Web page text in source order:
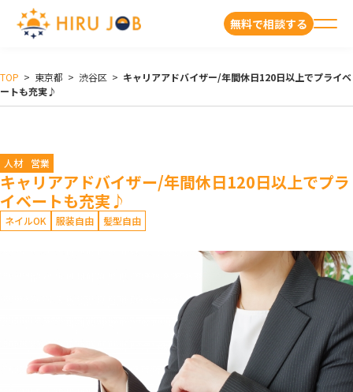
無料で相談する
TOP > 東京都 > 渋谷区 > キャリアアドバイザー/年間休日120日以上でプライベ
ートも充実♪
人材 営業
キャリアアドバイザー/年間休日120日以上でプラ
イベートも充実♪
ネイルOK 服装自由 髪型自由